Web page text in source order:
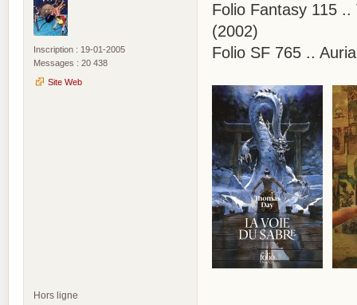
Inscription : 19-01-2005
Messages : 20 438
Site Web
Folio Fantasy 115
(2002)
Folio SF 765 ..
Hors ligne